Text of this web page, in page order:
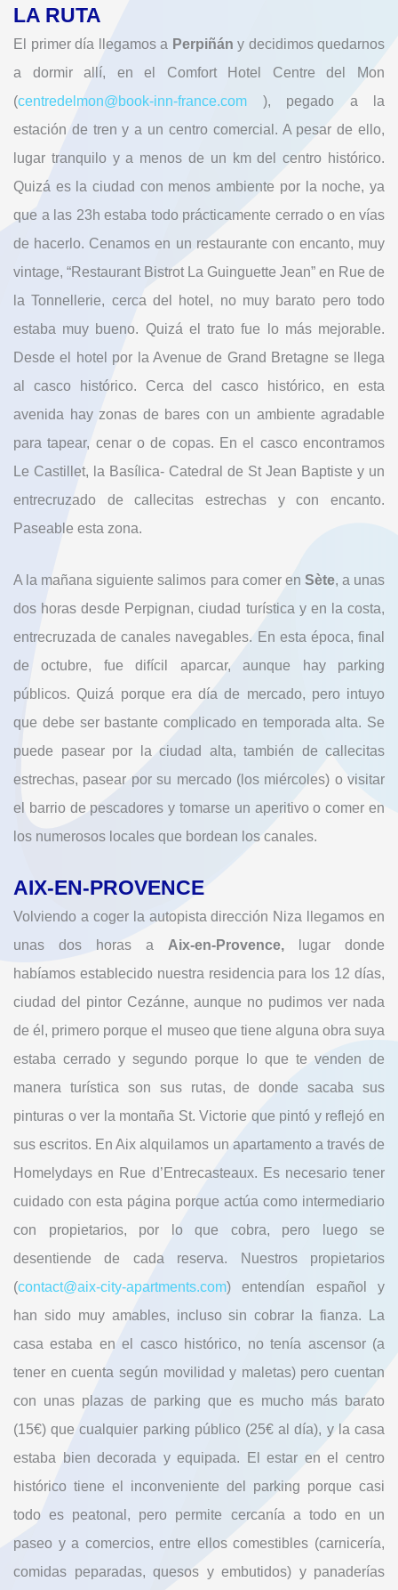
LA RUTA
El primer día llegamos a Perpiñán y decidimos quedarnos
a dormir allí, en el Comfort Hotel Centre del Mon
(centredelmon@book-inn-france.com ), pegado a la
estación de tren y a un centro comercial. A pesar de ello,
lugar tranquilo y a menos de un km del centro histórico.
Quizá es la ciudad con menos ambiente por la noche, ya
que a las 23h estaba todo prácticamente cerrado o en vías
de hacerlo. Cenamos en un restaurante con encanto, muy
vintage, “Restaurant Bistrot La Guinguette Jean” en Rue de
la Tonnellerie, cerca del hotel, no muy barato pero todo
estaba muy bueno. Quizá el trato fue lo más mejorable.
Desde el hotel por la Avenue de Grand Bretagne se llega
al casco histórico. Cerca del casco histórico, en esta
avenida hay zonas de bares con un ambiente agradable
para tapear, cenar o de copas. En el casco encontramos
Le Castillet, la Basílica- Catedral de St Jean Baptiste y un
entrecruzado de callecitas estrechas y con encanto.
Paseable esta zona.
A la mañana siguiente salimos para comer en Sète, a unas
dos horas desde Perpignan, ciudad turística y en la costa,
entrecruzada de canales navegables. En esta época, final
de octubre, fue difícil aparcar, aunque hay parking
públicos. Quizá porque era día de mercado, pero intuyo
que debe ser bastante complicado en temporada alta. Se
puede pasear por la ciudad alta, también de callecitas
estrechas, pasear por su mercado (los miércoles) o visitar
el barrio de pescadores y tomarse un aperitivo o comer en
los numerosos locales que bordean los canales.
AIX-EN-PROVENCE
Volviendo a coger la autopista dirección Niza llegamos en
unas dos horas a Aix-en-Provence, lugar donde
habíamos establecido nuestra residencia para los 12 días,
ciudad del pintor Cezánne, aunque no pudimos ver nada
de él, primero porque el museo que tiene alguna obra suya
estaba cerrado y segundo porque lo que te venden de
manera turística son sus rutas, de donde sacaba sus
pinturas o ver la montaña St. Victorie que pintó y reflejó en
sus escritos. En Aix alquilamos un apartamento a través de
Homelydays en Rue d’Entrecasteaux. Es necesario tener
cuidado con esta página porque actúa como intermediario
con propietarios, por lo que cobra, pero luego se
desentiende de cada reserva. Nuestros propietarios
(contact@aix-city-apartments.com) entendían español y
han sido muy amables, incluso sin cobrar la fianza. La
casa estaba en el casco histórico, no tenía ascensor (a
tener en cuenta según movilidad y maletas) pero cuentan
con unas plazas de parking que es mucho más barato
(15€) que cualquier parking público (25€ al día), y la casa
estaba bien decorada y equipada. El estar en el centro
histórico tiene el inconveniente del parking porque casi
todo es peatonal, pero permite cercanía a todo en un
paseo y a comercios, entre ellos comestibles (carnicería,
comidas peparadas, quesos y embutidos) y panaderías